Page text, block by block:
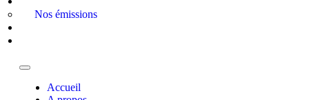
Nos émissions
Accueil